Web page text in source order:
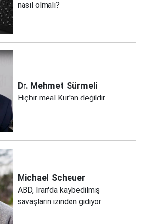
nasıl olmalı?
Dr. Mehmet Sürmeli
Hiçbir meal Kur'an değildir
Michael Scheuer
ABD, İran'da kaybedilmiş
savaşların izinden gidiyor